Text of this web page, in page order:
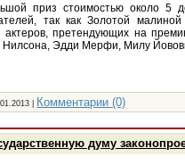
приз стоимостью около 5
так как Золотой
претендующих на
Нилсона, Эдди Мерфи, Милу
Комментарии (0)
думу